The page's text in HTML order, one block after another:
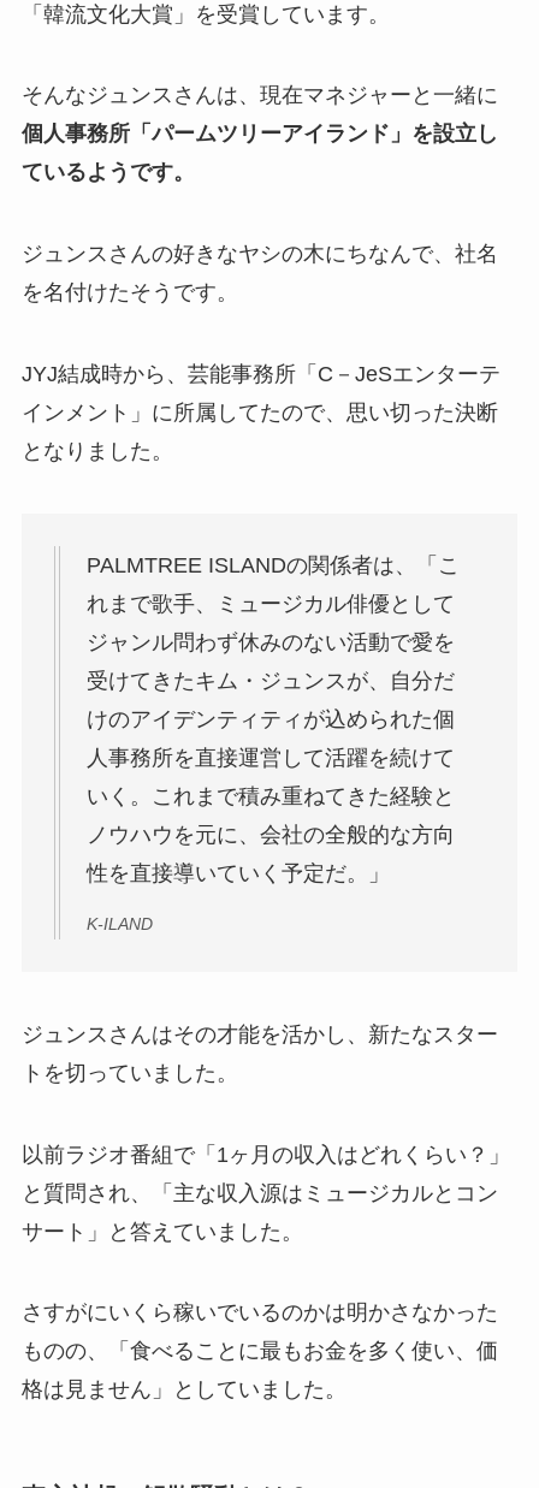
「韓流文化大賞」を受賞しています。
そんなジュンスさんは、現在マネジャーと一緒に
個人事務所「パームツリーアイランド」を設立し
ているようです。
ジュンスさんの好きなヤシの木にちなんで、社名
を名付けたそうです。
JYJ結成時から、芸能事務所「C－JeSエンターテ
インメント」に所属してたので、思い切った決断
となりました。
PALMTREE ISLANDの関係者は、「こ
れまで歌手、ミュージカル俳優として
ジャンル問わず休みのない活動で愛を
受けてきたキム・ジュンスが、自分だ
けのアイデンティティが込められた個
人事務所を直接運営して活躍を続けて
いく。これまで積み重ねてきた経験と
ノウハウを元に、会社の全般的な方向
性を直接導いていく予定だ。」
K-ILAND
ジュンスさんはその才能を活かし、新たなスター
トを切っていました。
以前ラジオ番組で「1ヶ月の収入はどれくらい？」
と質問され、「主な収入源はミュージカルとコン
サート」と答えていました。
さすがにいくら稼いでいるのかは明かさなかった
ものの、「食べることに最もお金を多く使い、価
格は見ません」としていました。